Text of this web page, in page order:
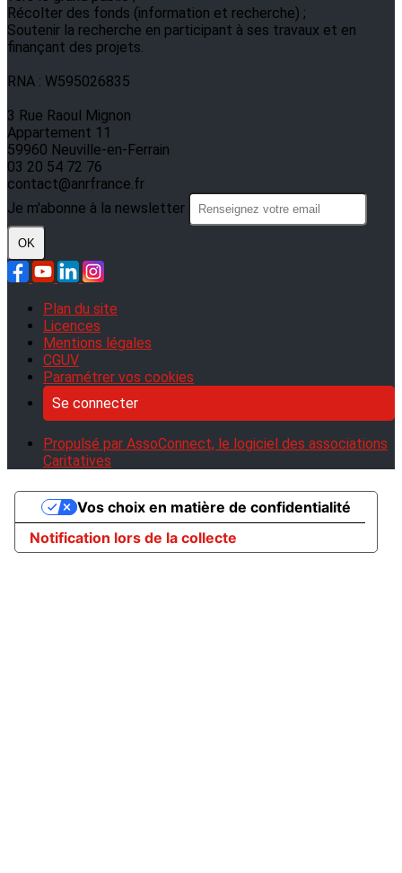
Récolter des fonds (information et recherche) ;
Soutenir la recherche en participant à ses travaux et en
finançant des projets.
RNA : W595026835
3 Rue Raoul Mignon
Appartement 11
59960 Neuville-en-Ferrain
03 20 54 72 76
contact@anrfrance.fr
Je m'abonne à la newsletter
OK
Plan du site
Licences
Mentions légales
CGUV
Paramétrer vos cookies
Se connecter
Propulsé par AssoConnect, le logiciel des associations
Caritatives
Notification lors de la collecte
Vos choix en matière de confidentialité